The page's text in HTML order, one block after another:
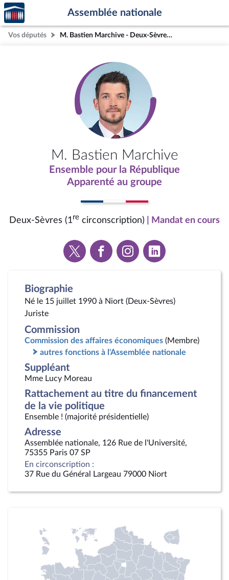
Aller au contenu
Aller en bas de la page
Accèder
à la
page
d'accueil
Assemblée nationale
Vos députés M. Bastien Marchive - Deux-Sèvres (1re circonscription)
M. Bastien Marchive
Ensemble pour la République
Apparenté au groupe
Deux-Sèvres (1re circonscription) | Mandat en cours
Voir
la
Voir
la
Voir
la
Voir
la
Biographie
Né le 15 juillet 1990 à Niort (Deux-Sèvres)
Juriste
Commission
Commission des affaires économiques (Membre)
autres fonctions à l'Assemblée nationale
Suppléant
Mme Lucy Moreau
Rattachement au titre du financement
de la vie politique
Ensemble ! (majorité présidentielle)
Adresse
Assemblée nationale, 126 Rue de l'Université,
75355 Paris 07 SP
En circonscription :
37 Rue du Général Largeau 79000 Niort